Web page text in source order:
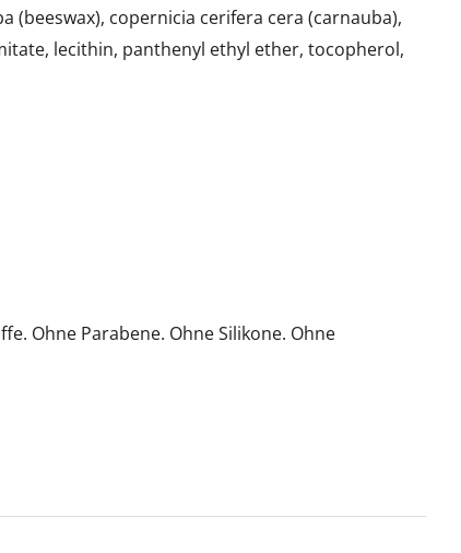
copernicia cerifera cera (carnauba),
lecithin, panthenyl ethyl ether, tocopherol,
Ohne Parabene. Ohne Silikone. Ohne